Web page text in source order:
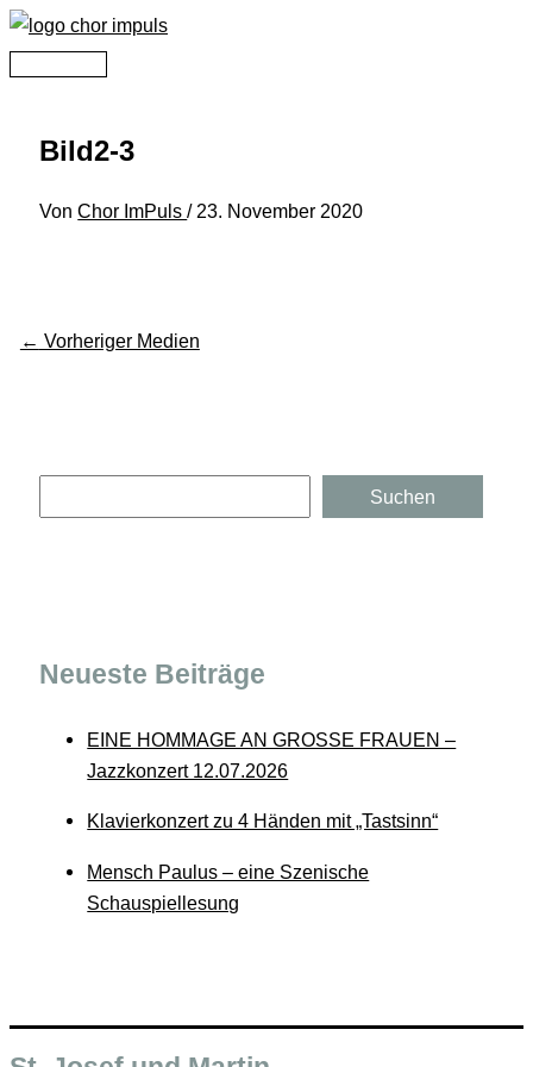
Zum
Inhalt
Hauptmenü
Bild2-3
VonChor ImPuls/ 23. November 2020
← Vorheriger Medien
Suchen
Neueste Beiträge
EINE HOMMAGE AN GROSSE FRAUEN –
Jazzkonzert 12.07.2026
Klavierkonzert zu 4 Händen mit „Tastsinn“
Mensch Paulus – eine Szenische
Schauspiellesung